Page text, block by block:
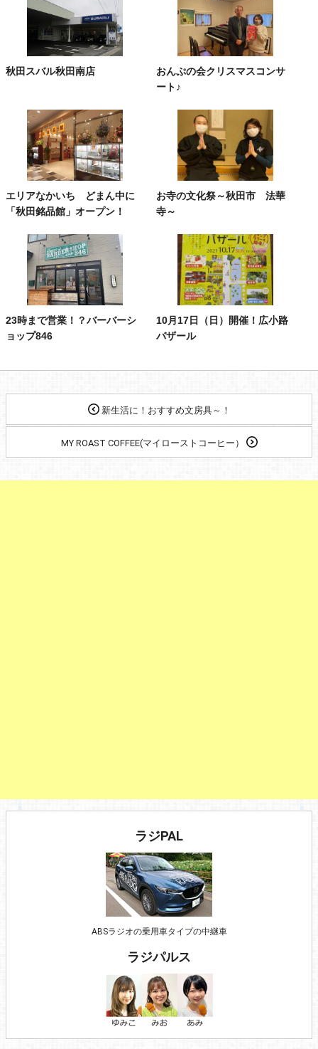
秋田スバル秋田南店
おんぷの会クリスマスコンサ
ート♪
エリアなかいち どまん中に
「秋田銘品館」オープン！
お寺の文化祭～秋田市 法華
寺～
23時まで営業！？バーバーシ
ョップ846
10月17日（日）開催！広小路
バザール
新生活に！おすすめ文房具～！
MY ROAST COFFEE(マイローストコーヒー）
ラジPAL
ABSラジオの乗用車タイプの中継車
ラジパルス